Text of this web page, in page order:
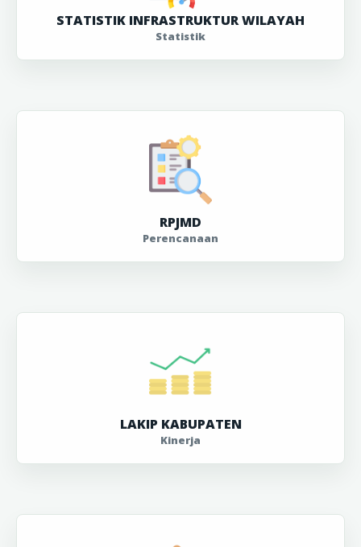
STATISTIK INFRASTRUKTUR WILAYAH
Statistik
RPJMD
Perencanaan
LAKIP KABUPATEN
Kinerja